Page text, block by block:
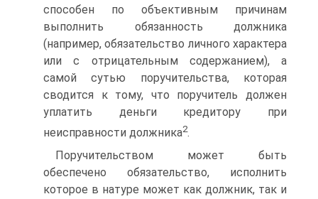
способен по объективным причинам
выполнить обязанность должника
(например, обязательство личного характера
или с отрицательным содержанием), а
самой сутью поручительства, которая
сводится к тому, что поручитель должен
уплатить деньги кредитору при
неисправности должника2.
Поручительством может быть
обеспечено обязательство, исполнить
которое в натуре может как должник, так и